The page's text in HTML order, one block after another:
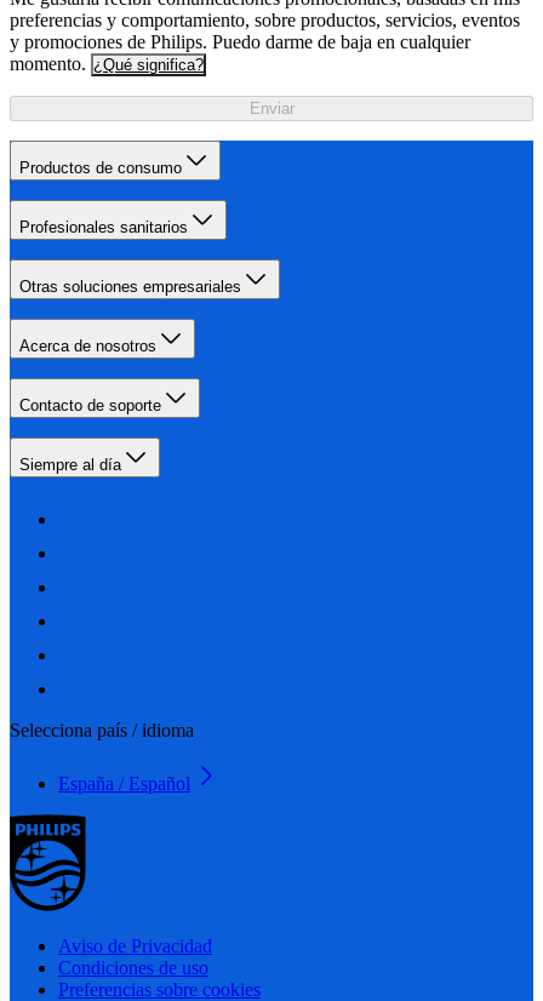
preferencias y comportamiento, sobre productos, servicios, eventos
y promociones de Philips. Puedo darme de baja en cualquier
momento. ¿Qué significa?
Enviar
Productos de consumo
Profesionales sanitarios
Otras soluciones empresariales
Acerca de nosotros
Contacto de soporte
Siempre al día
Selecciona país / idioma
España / Español
Aviso de Privacidad
Condiciones de uso
Preferencias sobre cookies